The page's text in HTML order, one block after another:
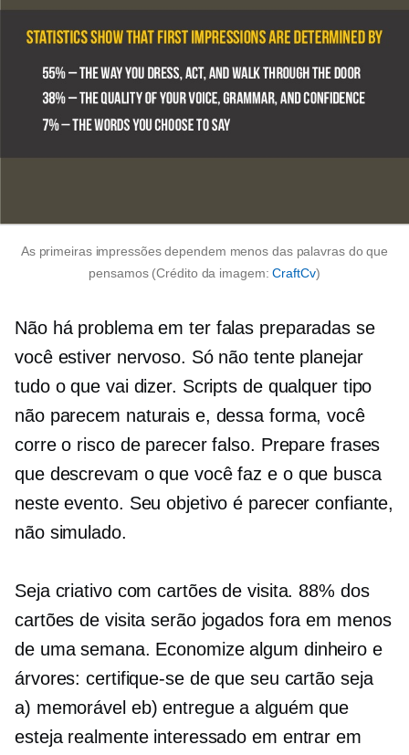
As primeiras impressões dependem menos das palavras do que
pensamos (Crédito da imagem:CraftCv)
Não há problema em ter falas preparadas se
você estiver nervoso. Só não tente planejar
tudo o que vai dizer. Scripts de qualquer tipo
não parecem naturais e, dessa forma, você
corre o risco de parecer falso. Prepare frases
que descrevam o que você faz e o que busca
neste evento. Seu objetivo é parecer confiante,
não simulado.
Seja criativo com cartões de visita. 88% dos
cartões de visita serão jogados fora em menos
de uma semana. Economize algum dinheiro e
árvores: certifique-se de que seu cartão seja
a) memorável eb) entregue a alguém que
esteja realmente interessado em entrar em